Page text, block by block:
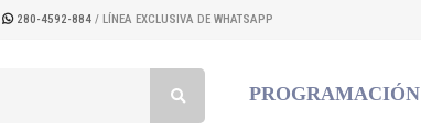
280-4592-884 / LÍNEA EXCLUSIVA DE WHATSAPP
PROGRAMACIÓN